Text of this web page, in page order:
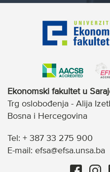
Ekonomski fakultet u
Trg oslobođenja - Alija
Bosna i Hercegovina
Tel: + 387 33 275 900
E-mail: efsa@efsa.unsa.ba